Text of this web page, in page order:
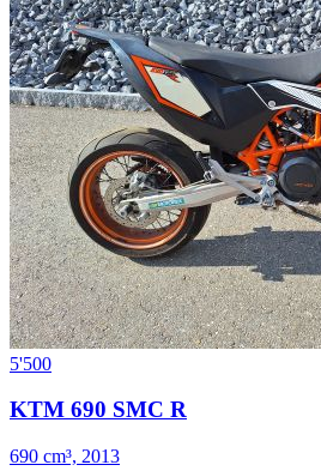
5'500
KTM 690 SMC R
690 cm³, 2013